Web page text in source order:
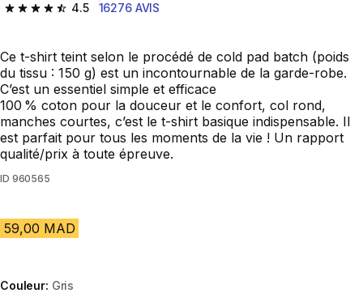
4.5
4.5 out of 5 stars from 16276 reviews
16276 AVIS
Ce t-shirt teint selon le procédé de cold pad batch (poids
du tissu : 150 g) est un incontournable de la garde-robe.
C’est un essentiel simple et efficace
100 % coton pour la douceur et le confort, col rond,
manches courtes, c’est le t-shirt basique indispensable. Il
est parfait pour tous les moments de la vie ! Un rapport
qualité/prix à toute épreuve.
ID 960565
59,00 MAD
Couleur: Gris